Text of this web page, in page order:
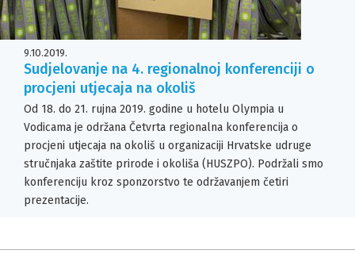
9.10.2019.
Sudjelovanje na 4. regionalnoj konferenciji o
procjeni utjecaja na okoliš
Od 18. do 21. rujna 2019. godine u hotelu Olympia u
Vodicama je održana Četvrta regionalna konferencija o
procjeni utjecaja na okoliš u organizaciji Hrvatske udruge
stručnjaka zaštite prirode i okoliša (HUSZPO). Podržali smo
konferenciju kroz sponzorstvo te održavanjem četiri
prezentacije.